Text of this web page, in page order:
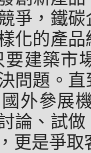
爭，鐵
化的產
要建築市
問題。
外參展
論、試
更是爭